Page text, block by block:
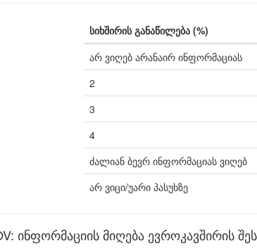
სიხშირის განაწილება (%)
არ ვიღებ არანაირ ინფორმაციას
2
3
4
ძალიან ბევრ ინფორმაციას ვიღებ
არ ვიცი/უარი პასუხზე
ინფორმაციის მიღება ევროკავშირის